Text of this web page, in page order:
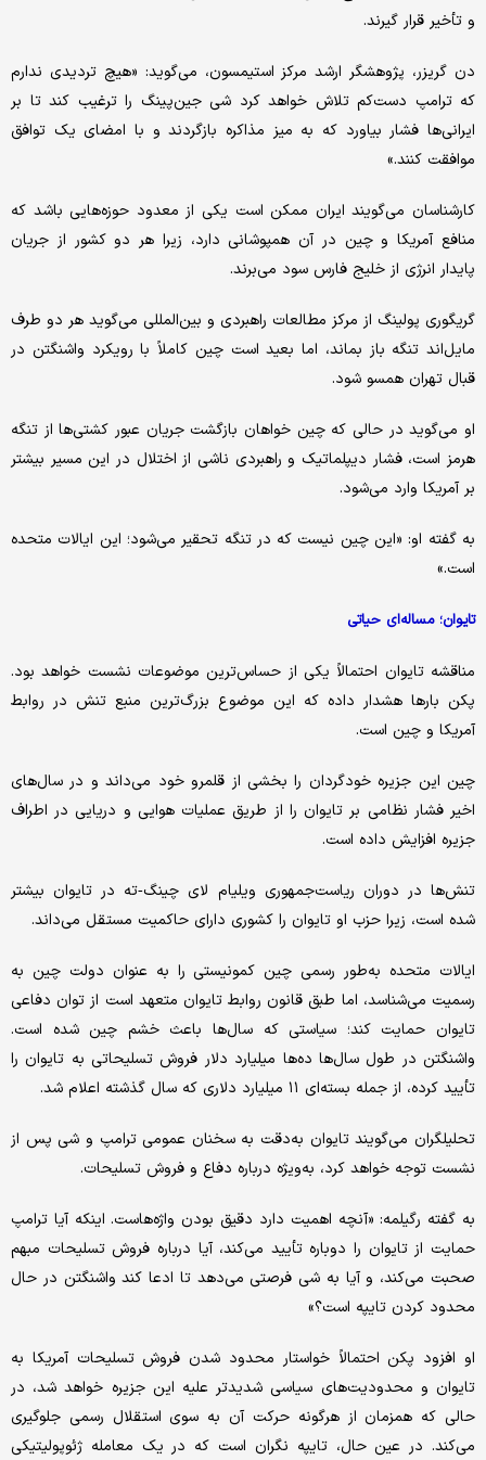
و تأخیر قرار گیرند.
دن گریزر، پژوهشگر ارشد مرکز استیمسون، می‌گوید: «هیچ تردیدی ندارم
که ترامپ دست‌کم تلاش خواهد کرد شی جین‌پینگ را ترغیب کند تا بر
ایرانی‌ها فشار بیاورد که به میز مذاکره بازگردند و با امضای یک توافق
موافقت کنند.»
کارشناسان می‌گویند ایران ممکن است یکی از معدود حوزه‌هایی باشد که
منافع آمریکا و چین در آن همپوشانی دارد، زیرا هر دو کشور از جریان
پایدار انرژی از خلیج فارس سود می‌برند.
گریگوری پولینگ از مرکز مطالعات راهبردی و بین‌المللی می‌گوید هر دو طرف
مایل‌اند تنگه باز بماند، اما بعید است چین کاملاً با رویکرد واشنگتن در
قبال تهران همسو شود.
او می‌گوید در حالی که چین خواهان بازگشت جریان عبور کشتی‌ها از تنگه
هرمز است، فشار دیپلماتیک و راهبردی ناشی از اختلال در این مسیر بیشتر
بر آمریکا وارد می‌شود.
به گفته او: «این چین نیست که در تنگه تحقیر می‌شود؛ این ایالات متحده
است.»
تایوان؛ مساله‌ای حیاتی
مناقشه تایوان احتمالاً یکی از حساس‌ترین موضوعات نشست خواهد بود.
پکن بارها هشدار داده که این موضوع بزرگ‌ترین منبع تنش در روابط
آمریکا و چین است.
چین این جزیره خودگردان را بخشی از قلمرو خود می‌داند و در سال‌های
اخیر فشار نظامی بر تایوان را از طریق عملیات هوایی و دریایی در اطراف
جزیره افزایش داده است.
تنش‌ها در دوران ریاست‌جمهوری ویلیام لای چینگ‑ته در تایوان بیشتر
شده است، زیرا حزب او تایوان را کشوری دارای حاکمیت مستقل می‌داند.
ایالات متحده به‌طور رسمی چین کمونیستی را به عنوان دولت چین به
رسمیت می‌شناسد، اما طبق قانون روابط تایوان متعهد است از توان دفاعی
تایوان حمایت کند؛ سیاستی که سال‌ها باعث خشم چین شده است.
واشنگتن در طول سال‌ها ده‌ها میلیارد دلار فروش تسلیحاتی به تایوان را
تأیید کرده، از جمله بسته‌ای ۱۱ میلیارد دلاری که سال گذشته اعلام شد.
تحلیلگران می‌گویند تایوان به‌دقت به سخنان عمومی ترامپ و شی پس از
نشست توجه خواهد کرد، به‌ویژه درباره دفاع و فروش تسلیحات.
به گفته رگیلمه: «آنچه اهمیت دارد دقیق بودن واژه‌هاست. اینکه آیا ترامپ
حمایت از تایوان را دوباره تأیید می‌کند، آیا درباره فروش تسلیحات مبهم
صحبت می‌کند، و آیا به شی فرصتی می‌دهد تا ادعا کند واشنگتن در حال
محدود کردن تایپه است؟»
او افزود پکن احتمالاً خواستار محدود شدن فروش تسلیحات آمریکا به
تایوان و محدودیت‌های سیاسی شدیدتر علیه این جزیره خواهد شد، در
حالی که همزمان از هرگونه حرکت آن به سوی استقلال رسمی جلوگیری
می‌کند. در عین حال، تایپه نگران است که در یک معامله ژئوپولیتیکی